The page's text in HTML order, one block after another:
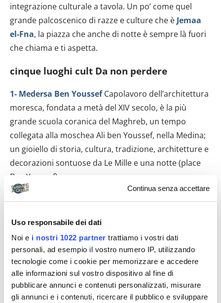
Continua senza accettare
Uso responsabile dei dati
Noi e i nostri 1022 partner trattiamo i vostri dati
personali, ad esempio il vostro numero IP, utilizzando
tecnologie come i cookie per memorizzare e accedere
alle informazioni sul vostro dispositivo al fine di
pubblicare annunci e contenuti personalizzati, misurare
gli annunci e i contenuti, ricercare il pubblico e sviluppare
integrazione culturale a tavola. Un po’ come quel
grande palcoscenico di razze e culture che è Jemaa
el-Fna, la piazza che anche di notte è sempre là fuori
che chiama e ti aspetta.
cinque luoghi cult Da non perdere
1- Medersa Ben YoussefCapolavoro dell’architettura
moresca, fondata a metà del XIV secolo, è la più
grande scuola coranica del Maghreb, un tempo
collegata alla moschea Ali ben Youssef, nella Medina;
un gioiello di storia, cultura, tradizione, architetture e
decorazioni sontuose da Le Mille e una notte (place
Ben Youssef).
Jacques Majorelle e in seguito di Yves Saint-Laurent, è
un intramontabile rendez-vous pomeridiano per un
tè alla menta da gustare al fresco, tra fiori e piante
esotiche, fontane e colori intensi (avenue Yacoub el-
Mansour).